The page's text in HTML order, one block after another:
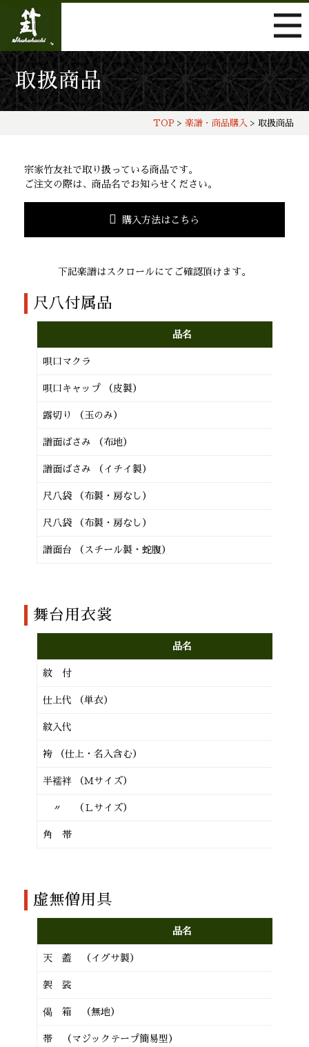
取扱商品
TOP > 楽譜・商品購入 > 取扱商品
宗家竹友社で取り扱っている商品です。
ご注文の際は、商品名でお知らせください。
購入方法はこちら
下記楽譜はスクロールにてご確認頂けます。
尺八付属品
品名
唄口マクラ
唄口キャップ （皮製）
露切り （玉のみ）
譜面ばさみ （布地）
譜面ばさみ （イチイ製）
尺八袋 （布製・房なし）
尺八袋 （布製・房なし）
譜面台 （スチール製・蛇腹）
舞台用衣裳
品名
紋 付
仕上代 （単衣）
紋入代
袴 （仕上・名入含む）
半襦袢 （Ｍサイズ）
〃 （Ｌサイズ）
角 帯
虚無僧用具
品名
天 蓋 （イグサ製）
袈 裟
偈 箱 （無地）
帯 （マジックテープ簡易型）